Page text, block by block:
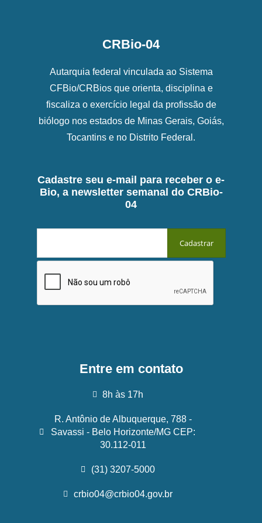
CRBio-04
Autarquia federal vinculada ao Sistema
CFBio/CRBios que orienta, disciplina e
fiscaliza o exercício legal da profissão de
biólogo nos estados de Minas Gerais, Goiás,
Tocantins e no Distrito Federal.
Cadastre seu e-mail para receber o e-
Bio, a newsletter semanal do CRBio-
04
Entre em contato
8h às 17h
R. Antônio de Albuquerque, 788 -
Savassi - Belo Horizonte/MG CEP:
30.112-011
(31) 3207-5000
crbio04@crbio04.gov.br